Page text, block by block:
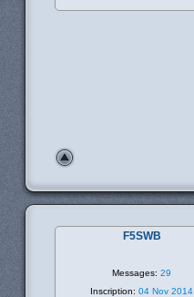
F5SWB
Messages: 29
Inscription: 04 Nov 2014